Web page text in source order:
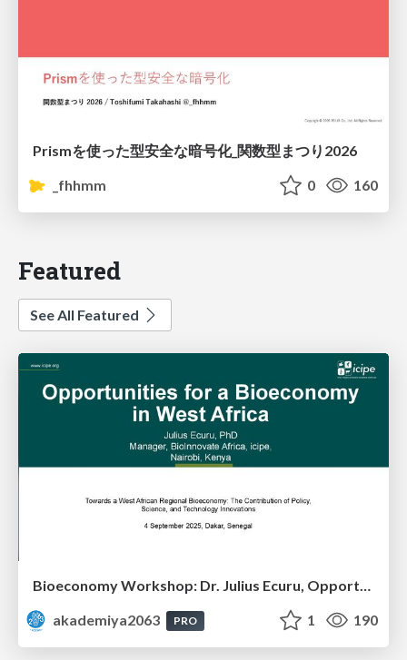
Prismを使った型安全な暗号化_関数型まつり2026
_fhhmm
0 160
Featured
See All Featured
Bioeconomy Workshop: Dr. Julius Ecuru, Opportunities for a Bioeconomy in West Africa
akademiya2063
PRO 1 190